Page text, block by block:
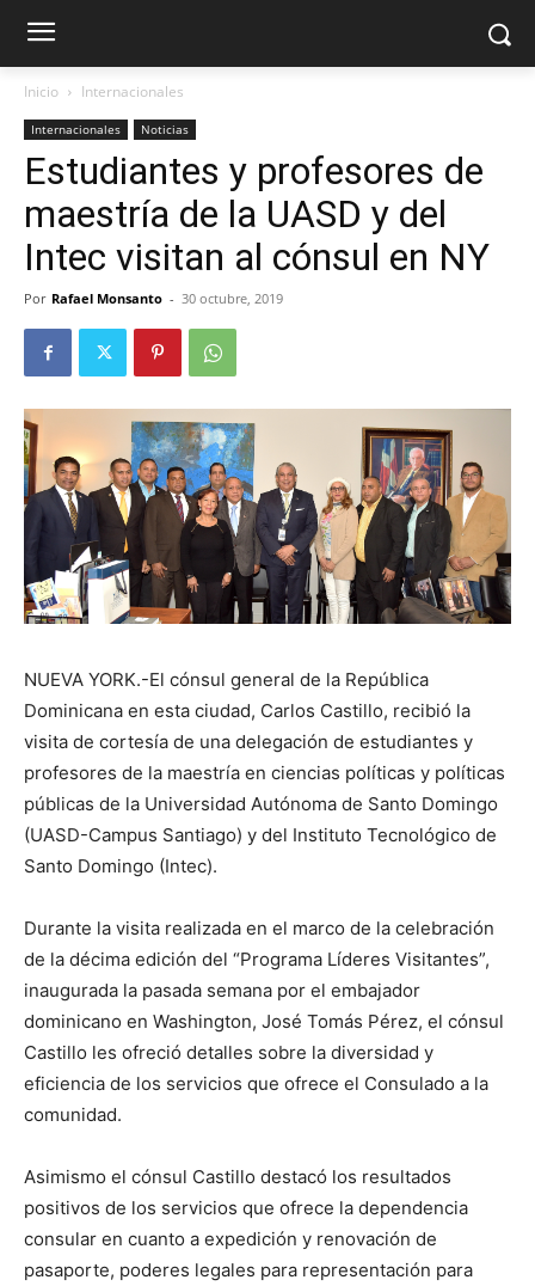
Inicio Internacionales
Internacionales Noticias
Estudiantes y profesores de
maestría de la UASD y del
Intec visitan al cónsul en NY
Por Rafael Monsanto - 30 octubre, 2019
NUEVA YORK.-El cónsul general de la República
Dominicana en esta ciudad, Carlos Castillo, recibió la
visita de cortesía de una delegación de estudiantes y
profesores de la maestría en ciencias políticas y políticas
públicas de la Universidad Autónoma de Santo Domingo
(UASD-Campus Santiago) y del Instituto Tecnológico de
Santo Domingo (Intec).
Durante la visita realizada en el marco de la celebración
de la décima edición del “Programa Líderes Visitantes”,
inaugurada la pasada semana por el embajador
dominicano en Washington, José Tomás Pérez, el cónsul
Castillo les ofreció detalles sobre la diversidad y
eficiencia de los servicios que ofrece el Consulado a la
comunidad.
Asimismo el cónsul Castillo destacó los resultados
positivos de los servicios que ofrece la dependencia
consular en cuanto a expedición y renovación de
pasaporte, poderes legales para representación para